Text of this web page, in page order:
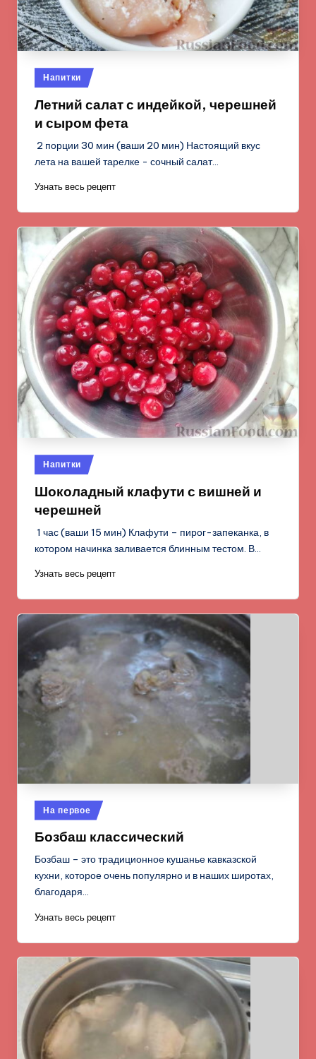
Опубликовано
в
Напитки
Летний салат с индейкой, черешней
и сыром фета
2 порции 30 мин (ваши 20 мин) Настоящий вкус
лета на вашей тарелке - сочный салат…
Узнать весь рецепт
Опубликовано
в
Напитки
Шоколадный клафути с вишней и
черешней
1 час (ваши 15 мин) Клафути – пирог-запеканка, в
котором начинка заливается блинным тестом. В…
Узнать весь рецепт
Опубликовано
в
На первое
Бозбаш классический
Бозбаш – это традиционное кушанье кавказской
кухни, которое очень популярно и в наших широтах,
благодаря…
Узнать весь рецепт